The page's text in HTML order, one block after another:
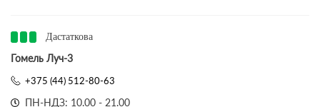
Дастаткова
Гомель Луч-3
+375 (44) 512-80-63
ПН-НДЗ: 10.00 - 21.00